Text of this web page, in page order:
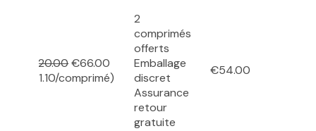
€120.00€66.00
(€1.10/comprimé)
2
comprimés
offerts
Emballage
discret
Assurance
retour
gratuite
€54.00